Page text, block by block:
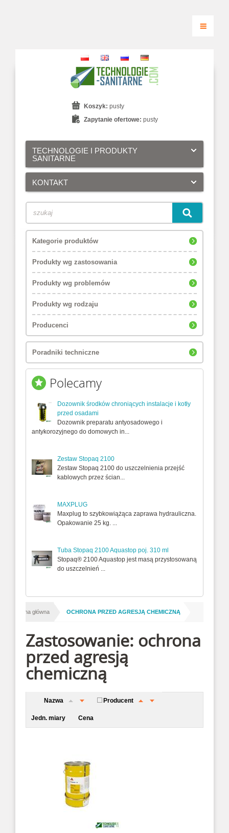
TECHNOLOGIE I PRODUKTY
SANITARNE
KONTAKT
Koszyk: pusty
Zapytanie ofertowe: pusty
Kategorie produktów
Produkty wg zastosowania
Produkty wg problemów
Produkty wg rodzaju
Producenci
Poradniki techniczne
Polecamy
Dozownik środków chroniących instalacje i kotły
przed osadami
Dozownik preparatu antyosadowego i
antykorozyjnego do domowych in...
Zestaw Stopaq 2100
Zestaw Stopaq 2100 do uszczelnienia przejść
kablowych przez ścian...
MAXPLUG
Maxplug to szybkowiążąca zaprawa hydrauliczna.
Opakowanie 25 kg. ...
Tuba Stopaq 2100 Aquastop poj. 310 ml
Stopaq® 2100 Aquastop jest masą przystosowaną
do uszczelnień ...
Strona główna OCHRONA PRZED AGRESJĄ CHEMICZNĄ
Zastosowanie: ochrona
przed agresją
chemiczną
Nazwa Producent
Jedn. miary Cena